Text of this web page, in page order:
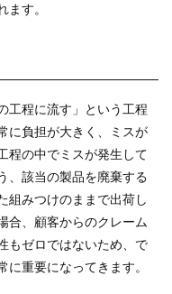
ます。
工程に流す」という工程
に負担が大きく、ミスが
程の中でミスが発生して
、該当の製品を廃棄する
組みつけのままで出荷し
合、顧客からのクレーム
もゼロではないため、で
重要になってきます。